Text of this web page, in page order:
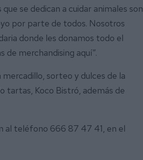
se dedican a cuidar animales son
por parte de todos. Nosotros
donde les donamos todo el
merchandising aquí”.
sorteo y dulces de la
tartas, Koco Bistró, además de
al teléfono 666 87 47 41, en el